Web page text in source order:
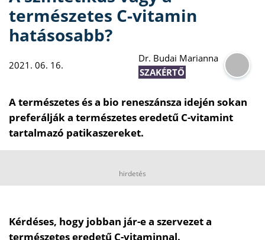
természetes C-vitamin
hatásosabb?
2021. 06. 16.
Dr. Budai Marianna
SZAKÉRTŐ
A természetes és a bio reneszánsza idején sokan
preferálják a természetes eredetű C-vitamint
tartalmazó patikaszereket.
hirdetés
Kérdéses, hogy jobban jár-e a szervezet a
természetes eredetű C-vitaminnal.